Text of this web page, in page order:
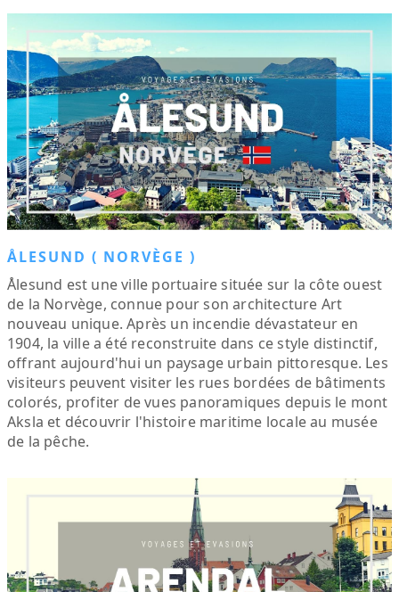
ÅLESUND ( NORVÈGE )
Ålesund est une ville portuaire située sur la côte ouest
de la Norvège, connue pour son architecture Art
nouveau unique. Après un incendie dévastateur en
1904, la ville a été reconstruite dans ce style distinctif,
offrant aujourd'hui un paysage urbain pittoresque. Les
visiteurs peuvent visiter les rues bordées de bâtiments
colorés, profiter de vues panoramiques depuis le mont
Aksla et découvrir l'histoire maritime locale au musée
de la pêche.